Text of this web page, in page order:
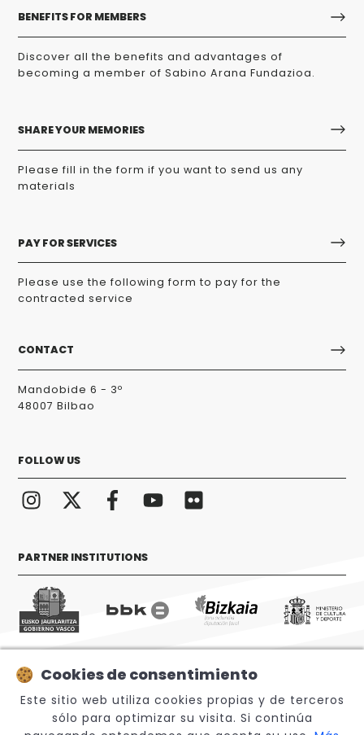
BENEFITS FOR MEMBERS
Discover all the benefits and advantages of
becoming a member of Sabino Arana Fundazioa.
SHARE YOUR MEMORIES
Please fill in the form if you want to send us any
materials
PAY FOR SERVICES
Please use the following form to pay for the
contracted service
CONTACT
Mandobide 6 - 3º
48007 Bilbao
FOLLOW US
PARTNER INSTITUTIONS
© 2026 Sabino Arana Fundazioa
Cookies de consentimiento
Este sitio web utiliza cookies propias y de terceros
sólo para optimizar su visita. Si continúa